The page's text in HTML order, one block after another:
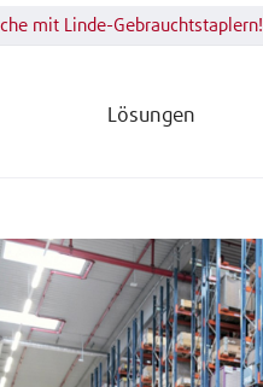
Lösungen
mit Linde-Gebrauchtstaplern!